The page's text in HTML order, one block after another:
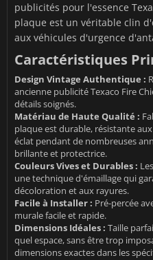
publicités pour l'essence
plaque est un véritable clin
aux véhicules d'urgence
Caractéristiques
Design Vintage Authentique :
ancienne publicité Texaco Fire
détails soignés.
Matériau de Haute Qualité :
plaque est durable, résistante
éclat pendant de nombreuses
brillante et protectrice.
Couleurs Vives et Durables :
une technique d'émaillage qui
décoloration et aux rayures.
Facile à Installer : Pré-percée
murale facile et rapide.
Dimensions Idéales : Taille
quel espace, sans être trop
dimensions exactes dans les